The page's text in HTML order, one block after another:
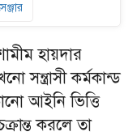
হায়দার
সন্ত্রাসী কর্মকান্ড
আইনি ভিত্তি
করলে তা